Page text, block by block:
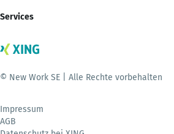
Services
© New Work SE | Alle Rechte vorbehalten
Impressum
AGB